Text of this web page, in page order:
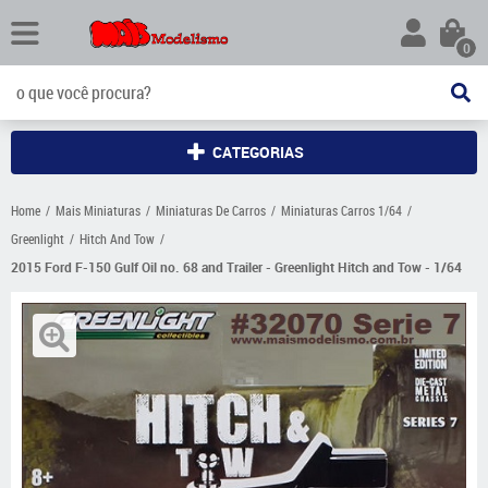
0
CATEGORIAS
Home Mais Miniaturas Miniaturas De Carros
Miniaturas Carros 1/64
Greenlight
Hitch And Tow
2015 Ford F-150 Gulf Oil no. 68 and Trailer - Greenlight Hitch and Tow - 1/64